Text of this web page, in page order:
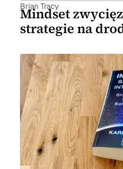
Brian Tracy
Mindset
strategie na